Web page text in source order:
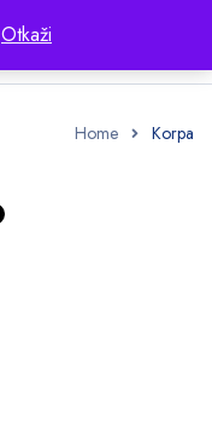
Otkaži
Home Korpa